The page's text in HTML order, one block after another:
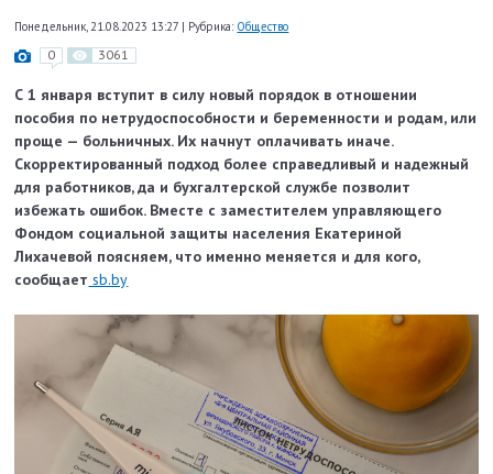
Понедельник, 21.08.2023 13:27 | Рубрика: Общество
0 3061
С 1 января вступит в силу новый порядок в отношении
пособия по нетрудоспособности и беременности и родам, или
проще — больничных. Их начнут оплачивать иначе.
Скорректированный подход более справедливый и надежный
для работников, да и бухгалтерской службе позволит
избежать ошибок. Вместе с заместителем управляющего
Фондом социальной защиты населения Екатериной
Лихачевой поясняем, что именно меняется и для кого,
сообщает sb.by